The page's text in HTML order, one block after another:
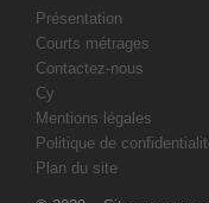
Présentation
Courts métrages
Contactez-nous
Cy
Mentions légales
Politique de
Plan du site